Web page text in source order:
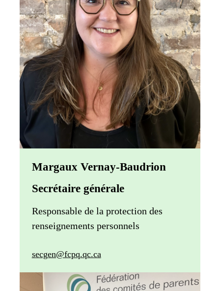
Margaux Vernay-Baudrion
Secrétaire générale
Responsable de la protection des
renseignements personnels
secgen@fcpq.qc.ca